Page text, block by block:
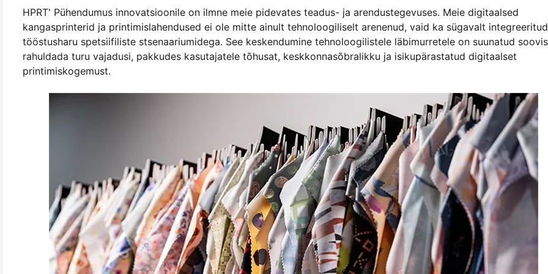
HPRT' Pühendumus innovatsioonile on ilmne meie pidevates teadus- ja arendustegevuses. Meie digitaalsed
kangasprinterid ja printimislahendused ei ole mitte ainult tehnoloogiliselt arenenud, vaid ka sügavalt integreeritud
tööstusharu spetsiifiliste stsenaariumidega. See keskendumine tehnoloogilistele läbimurretele on suunatud
rahuldada turu vajadusi, pakkudes kasutajatele tõhusat, keskkonnasõbralikku ja isikupärastatud digitaalset
printimiskogemust.